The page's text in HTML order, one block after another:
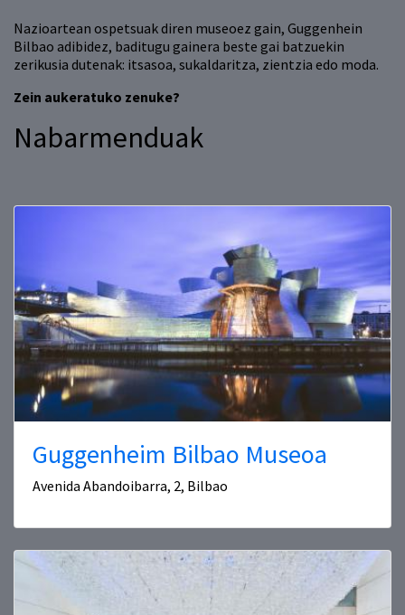
Nazioartean ospetsuak diren museoez gain, Guggenhein
Bilbao adibidez, baditugu gainera beste gai batzuekin
zerikusia dutenak: itsasoa, sukaldaritza, zientzia edo moda.
Zein aukeratuko zenuke?
Nabarmenduak
Guggenheim Bilbao Museoa
Avenida Abandoibarra, 2, Bilbao